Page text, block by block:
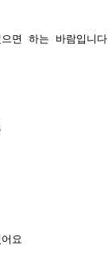
면 하는 바람입니다
요